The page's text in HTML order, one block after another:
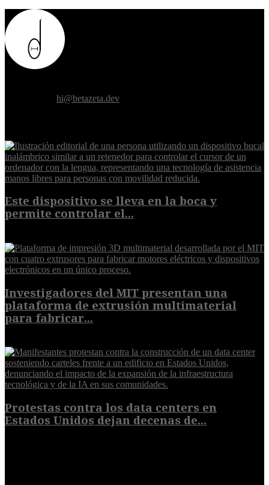
hi@betazeta.dev
Este dispositivo se lleva en la boca y
permite controlar el...
Investigadores del MIT presentan una
plataforma de extrusión multimaterial
para fabricar...
Protestas contra los data centers en
Estados Unidos dejan decenas de...